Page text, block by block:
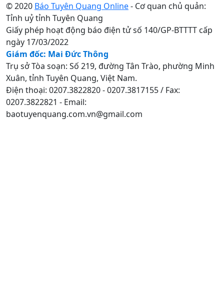
© 2020 Báo Tuyên Quang Online- Cơ quan chủ quản:
Tỉnh uỷ tỉnh Tuyên Quang
Giấy phép hoạt động báo điện tử số 140/GP-BTTTT cấp
ngày 17/03/2022
Giám đốc: Mai Đức Thông
Trụ sở Tòa soạn: Số 219, đường Tân Trào, phường Minh
Xuân, tỉnh Tuyên Quang, Việt Nam.
Điện thoại: 0207.3822820 - 0207.3817155 / Fax:
0207.3822821 - Email:
baotuyenquang.com.vn@gmail.com